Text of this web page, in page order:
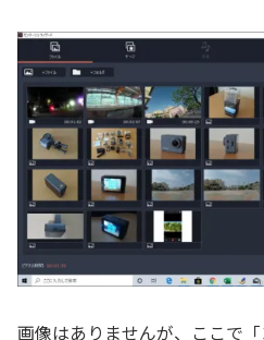
画像はありませんが、ここで